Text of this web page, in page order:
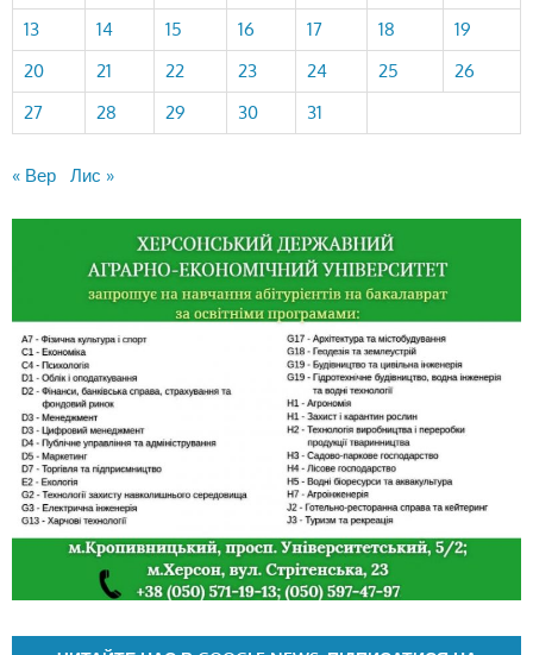
13
14 15 16 17 18
19
20
21 22 23 24 25
26
27
28 29 30 31
« Вер Лис »